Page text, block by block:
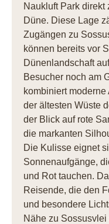
Naukluft Park
Düne. Diese Lage
Zugängen zu
können bereits vor
Dünenlandschaft
Besucher noch am
kombiniert
der ältesten Wüste
der Blick auf rote
die markanten
Die Kulisse eignet
Sonnenaufgänge,
und Rot tauchen.
Reisende, die den
und besondere
Nähe zu